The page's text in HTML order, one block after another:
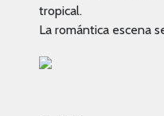
tropical.
La romántica escena